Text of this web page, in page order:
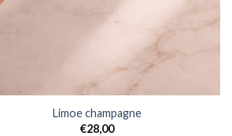
Limoe champagne
€28,00